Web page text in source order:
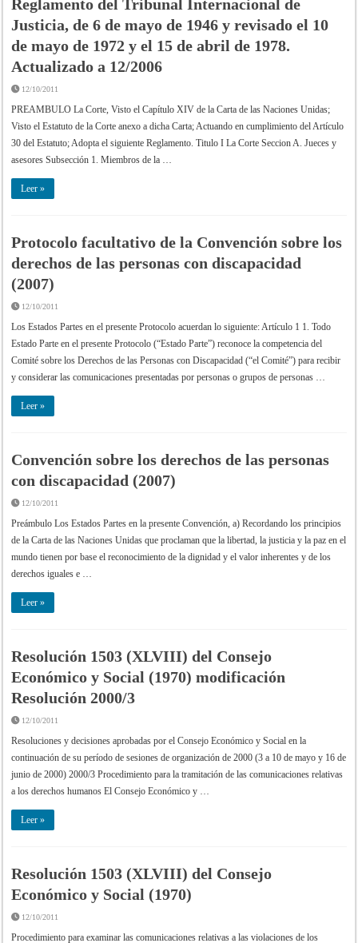
Reglamento del Tribunal Internacional de
Justicia, de 6 de mayo de 1946 y revisado el 10
de mayo de 1972 y el 15 de abril de 1978.
Actualizado a 12/2006
12/10/2011
PREAMBULO La Corte, Visto el Capítulo XIV de la Carta de las Naciones Unidas;
Visto el Estatuto de la Corte anexo a dicha Carta; Actuando en cumplimiento del Artículo
30 del Estatuto; Adopta el siguiente Reglamento. Titulo I La Corte Seccion A. Jueces y
asesores Subsección 1. Miembros de la …
Leer »
Protocolo facultativo de la Convención sobre los
derechos de las personas con discapacidad
(2007)
12/10/2011
Los Estados Partes en el presente Protocolo acuerdan lo siguiente: Artículo 1 1. Todo
Estado Parte en el presente Protocolo (“Estado Parte”) reconoce la competencia del
Comité sobre los Derechos de las Personas con Discapacidad (“el Comité”) para recibir
y considerar las comunicaciones presentadas por personas o grupos de personas …
Leer »
Convención sobre los derechos de las personas
con discapacidad (2007)
12/10/2011
Preámbulo Los Estados Partes en la presente Convención, a) Recordando los principios
de la Carta de las Naciones Unidas que proclaman que la libertad, la justicia y la paz en el
mundo tienen por base el reconocimiento de la dignidad y el valor inherentes y de los
derechos iguales e …
Leer »
Resolución 1503 (XLVIII) del Consejo
Económico y Social (1970) modificación
Resolución 2000/3
12/10/2011
Resoluciones y decisiones aprobadas por el Consejo Económico y Social en la
continuación de su período de sesiones de organización de 2000 (3 a 10 de mayo y 16 de
junio de 2000) 2000/3 Procedimiento para la tramitación de las comunicaciones relativas
a los derechos humanos El Consejo Económico y …
Leer »
Resolución 1503 (XLVIII) del Consejo
Económico y Social (1970)
12/10/2011
Procedimiento para examinar las comunicaciones relativas a las violaciones de los